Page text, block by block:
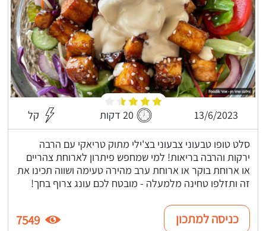
13/6/2023 20 דקות קל
סלט טופו טבעוני צבעוני בצ'ילי מתוק טריאקי עם הרבה
ירקות והרבה בריאות! למי שמחפש פיתרון לארוחת צהריים
או ארוחת בוקר או ארוחת ערב מהירה טעימה ושווה תכינו את
זה ותזלפו טחינה מלמעלה - מובטח לכם עונג צרוף בחך!
כניסה למתכון 7549